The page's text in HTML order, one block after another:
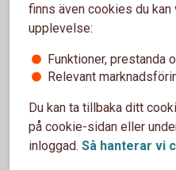
Öppet mån, tis, ons, fre
10:00-18:00. Stängt helger
finns även cookies du
upplevelse:
Funktioner, prestanda
Relevant
Du kan ta tillbaka ditt
på cookie-sidan eller
inloggad. Så hanterar vi